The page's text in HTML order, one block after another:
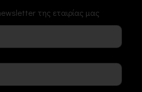
της εταιρίας μας